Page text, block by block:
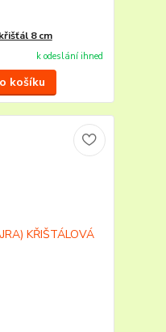
8 cm
k odeslání ihned
košíku